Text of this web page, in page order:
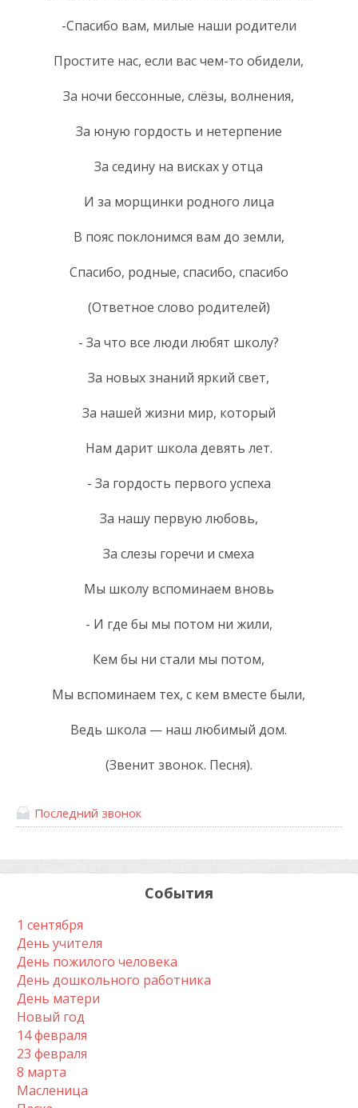
-Спасибо вам, милые наши родители
Простите нас, если вас чем-то обидели,
За ночи бессонные, слёзы, волнения,
За юную гордость и нетерпение
За седину на висках у отца
И за морщинки родного лица
В пояс поклонимся вам до земли,
Спасибо, родные, спасибо, спасибо
(Ответное слово родителей)
- За что все люди любят школу?
За новых знаний яркий свет,
За нашей жизни мир, который
Нам дарит школа девять лет.
- За гордость первого успеха
За нашу первую любовь,
За слезы горечи и смеха
Мы школу вспоминаем вновь
- И где бы мы потом ни жили,
Кем бы ни стали мы потом,
Мы вспоминаем тех, с кем вместе были,
Ведь школа — наш любимый дом.
(Звенит звонок. Песня).
Последний звонок
События
1 сентября
День учителя
День пожилого человека
День дошкольного работника
День матери
Новый год
14 февраля
23 февраля
8 марта
Масленица